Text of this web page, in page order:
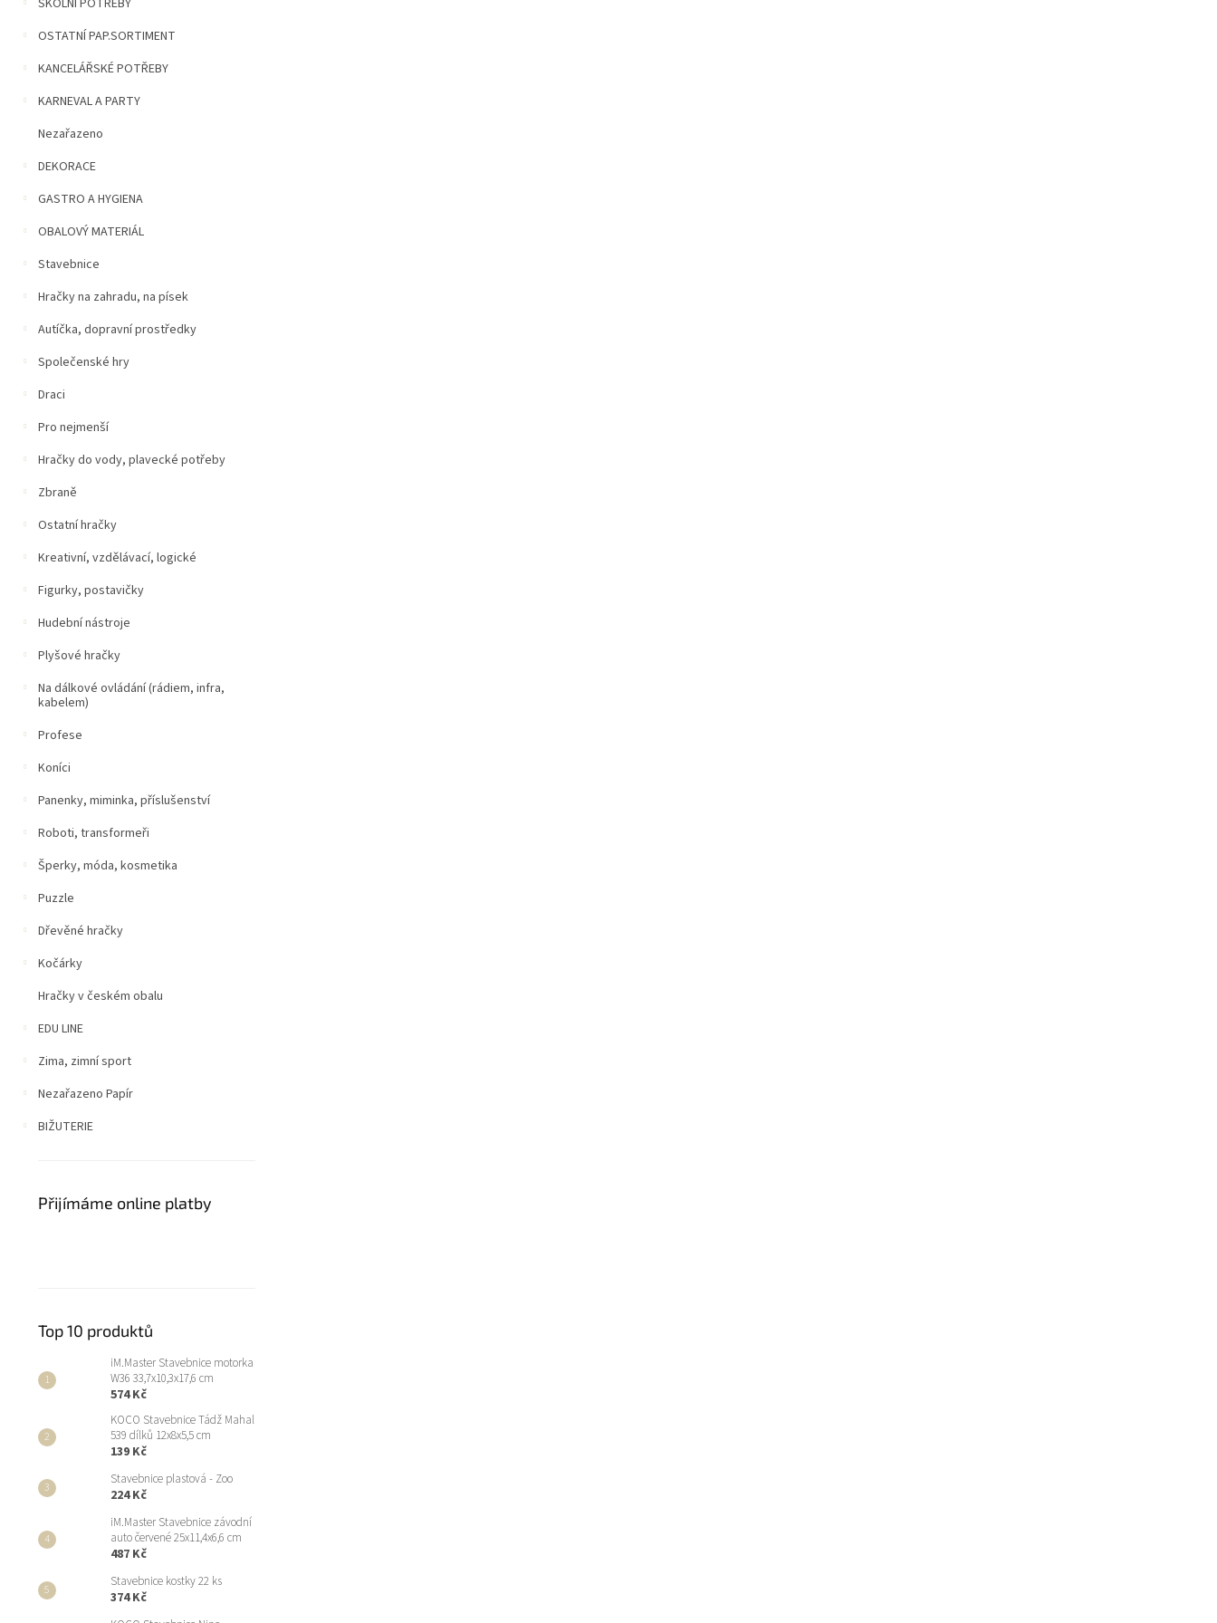
p
a
e
ŠKOLNÍ POTŘEBY
OSTATNÍ PAP.SORTIMENT
KANCELÁŘSKÉ POTŘEBY
KARNEVAL A PARTY
Nezařazeno
DEKORACE
GASTRO A HYGIENA
OBALOVÝ MATERIÁL
Stavebnice
Hračky na zahradu, na písek
Autíčka, dopravní prostředky
Společenské hry
Draci
Pro nejmenší
Hračky do vody, plavecké potřeby
Zbraně
Ostatní hračky
Kreativní, vzdělávací, logické
Figurky, postavičky
Hudební nástroje
Plyšové hračky
Na dálkové ovládání (rádiem, infra,
kabelem)
Profese
Koníci
Panenky, miminka, příslušenství
Roboti, transformeři
Šperky, móda, kosmetika
Puzzle
Dřevěné hračky
Kočárky
Hračky v českém obalu
EDU LINE
Zima, zimní sport
Nezařazeno Papír
BIŽUTERIE
Přijímáme online platby
Top 10 produktů
iM.Master Stavebnice motorka
W36 33,7x10,3x17,6 cm
574 Kč
KOCO Stavebnice Tádž Mahal
539 dílků 12x8x5,5 cm
139 Kč
Stavebnice plastová - Zoo
224 Kč
iM.Master Stavebnice závodní
auto červené 25x11,4x6,6 cm
487 Kč
Stavebnice kostky 22 ks
374 Kč